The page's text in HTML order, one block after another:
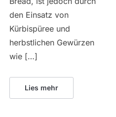
den Einsatz von
Kürbispüree und
herbstlichen Gewürzen
wie […]
Lies mehr